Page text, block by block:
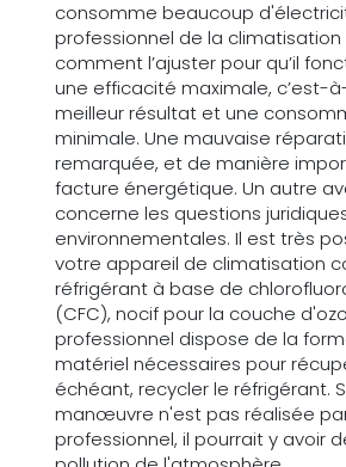
consomme beaucoup
professionnel de la climatisation
comment l’ajuster pour qu’il
une efficacité maximale, c’est-
meilleur résultat et une
minimale. Une mauvaise
remarquée, et de manière
facture énergétique. Un autre
concerne les questions
environnementales. Il est très
votre appareil de climatisation
réfrigérant à base de
(CFC), nocif pour la couche
professionnel dispose de la
matériel nécessaires pour
échéant, recycler le réfrigérant.
manœuvre n'est pas réalisée
professionnel, il pourrait y avoir